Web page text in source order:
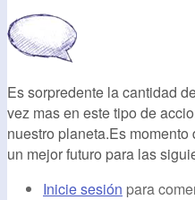
Es sorpredente la cantidad
vez mas en este tipo de
nuestro planeta.Es
un mejor futuro para las
Inicie sesión para